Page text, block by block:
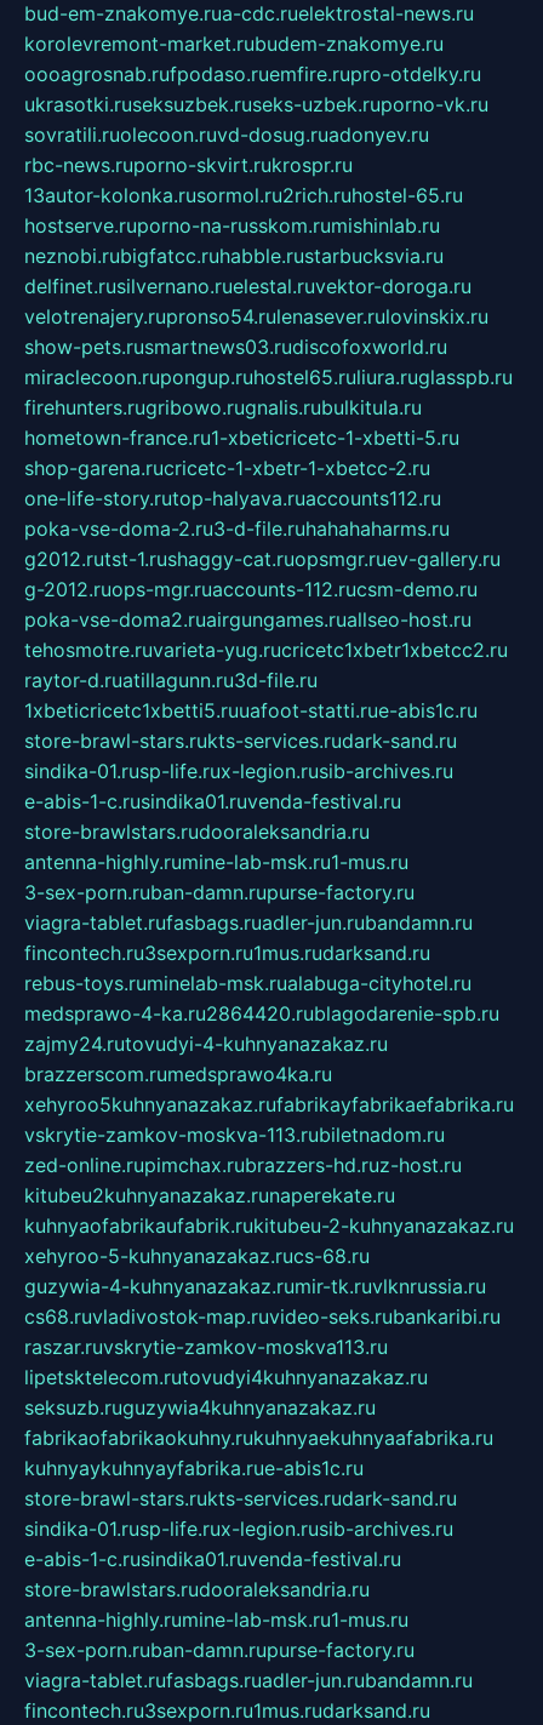
bud-em-znakomye.rua-cdc.ruelektrostal-news.ru
korolevremont-market.rubudem-znakomye.ru
oooagrosnab.rufpodaso.ruemfire.rupro-otdelky.ru
ukrasotki.ruseksuzbek.ruseks-uzbek.ruporno-vk.ru
sovratili.ruolecoon.ruvd-dosug.ruadonyev.ru
rbc-news.ruporno-skvirt.rukrospr.ru
13autor-kolonka.rusormol.ru2rich.ruhostel-65.ru
hostserve.ruporno-na-russkom.rumishinlab.ru
neznobi.rubigfatcc.ruhabble.rustarbucksvia.ru
delfinet.rusilvernano.ruelestal.ruvektor-doroga.ru
velotrenajery.rupronso54.rulenasever.rulovinskix.ru
show-pets.rusmartnews03.rudiscofoxworld.ru
miraclecoon.rupongup.ruhostel65.ruliura.ruglasspb.ru
firehunters.rugribowo.rugnalis.rubulkitula.ru
hometown-france.ru1-xbeticricetc-1-xbetti-5.ru
shop-garena.rucricetc-1-xbetr-1-xbetcc-2.ru
one-life-story.rutop-halyava.ruaccounts112.ru
poka-vse-doma-2.ru3-d-file.ruhahahaharms.ru
g2012.rutst-1.rushaggy-cat.ruopsmgr.ruev-gallery.ru
g-2012.ruops-mgr.ruaccounts-112.rucsm-demo.ru
poka-vse-doma2.ruairgungames.ruallseo-host.ru
tehosmotre.ruvarieta-yug.rucricetc1xbetr1xbetcc2.ru
raytor-d.ruatillagunn.ru3d-file.ru
1xbeticricetc1xbetti5.ruuafoot-statti.rue-abis1c.ru
store-brawl-stars.rukts-services.rudark-sand.ru
sindika-01.rusp-life.rux-legion.rusib-archives.ru
e-abis-1-c.rusindika01.ruvenda-festival.ru
store-brawlstars.rudooraleksandria.ru
antenna-highly.rumine-lab-msk.ru1-mus.ru
3-sex-porn.ruban-damn.rupurse-factory.ru
viagra-tablet.rufasbags.ruadler-jun.rubandamn.ru
fincontech.ru3sexporn.ru1mus.rudarksand.ru
rebus-toys.ruminelab-msk.rualabuga-cityhotel.ru
medsprawo-4-ka.ru2864420.rublagodarenie-spb.ru
zajmy24.rutovudyi-4-kuhnyanazakaz.ru
brazzerscom.rumedsprawo4ka.ru
xehyroo5kuhnyanazakaz.rufabrikayfabrikaefabrika.ru
vskrytie-zamkov-moskva-113.rubiletnadom.ru
zed-online.rupimchax.rubrazzers-hd.ruz-host.ru
kitubeu2kuhnyanazakaz.runaperekate.ru
kuhnyaofabrikaufabrik.rukitubeu-2-kuhnyanazakaz.ru
xehyroo-5-kuhnyanazakaz.rucs-68.ru
guzywia-4-kuhnyanazakaz.rumir-tk.ruvlknrussia.ru
cs68.ruvladivostok-map.ruvideo-seks.rubankaribi.ru
raszar.ruvskrytie-zamkov-moskva113.ru
lipetsktelecom.rutovudyi4kuhnyanazakaz.ru
seksuzb.ruguzywia4kuhnyanazakaz.ru
fabrikaofabrikaokuhny.rukuhnyaekuhnyaafabrika.ru
kuhnyaykuhnyayfabrika.rue-abis1c.ru
store-brawl-stars.rukts-services.rudark-sand.ru
sindika-01.rusp-life.rux-legion.rusib-archives.ru
e-abis-1-c.rusindika01.ruvenda-festival.ru
store-brawlstars.rudooraleksandria.ru
antenna-highly.rumine-lab-msk.ru1-mus.ru
3-sex-porn.ruban-damn.rupurse-factory.ru
viagra-tablet.rufasbags.ruadler-jun.rubandamn.ru
fincontech.ru3sexporn.ru1mus.rudarksand.ru